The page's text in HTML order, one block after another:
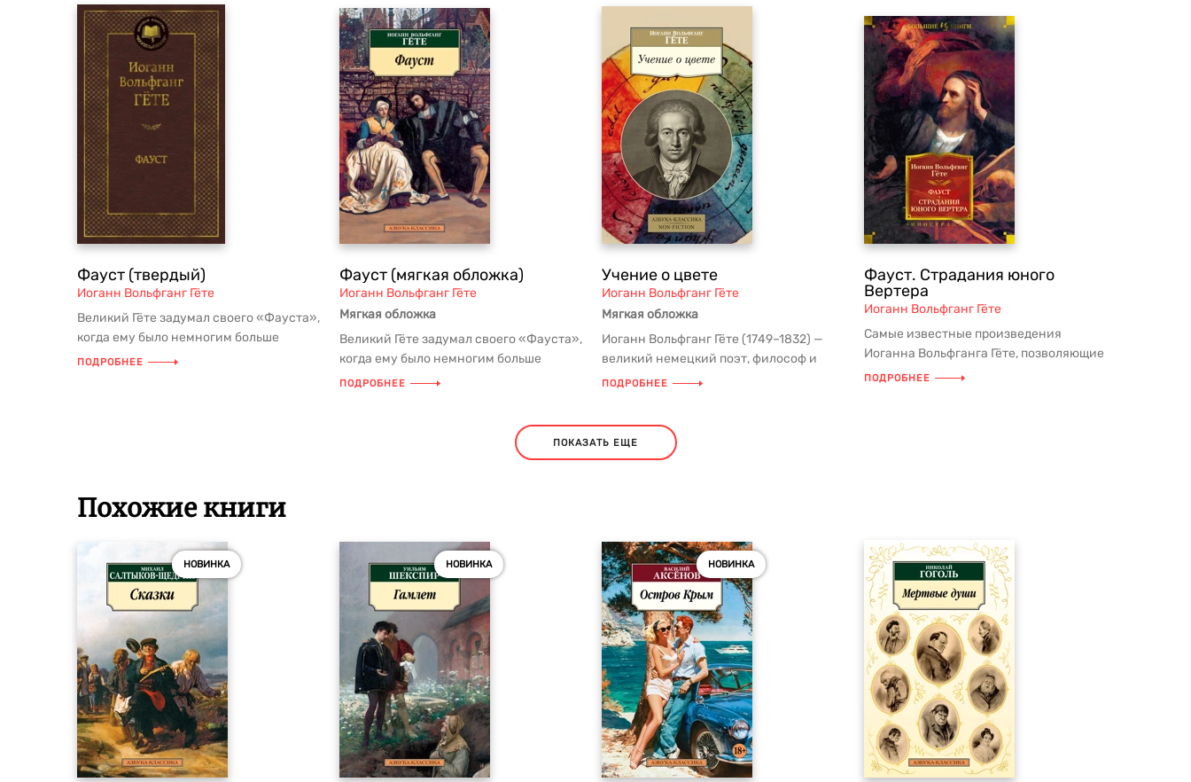
Фауст (твердый)
Иоганн Вольфганг Гёте
Великий Гёте задумал своего «Фауста»,
когда ему было немногим больше
двадцати лет, а завершил трагед...
ПОДРОБНЕЕ
Фауст (мягкая обложка)
Иоганн Вольфганг Гёте
Мягкая обложка
Великий Гёте задумал своего «Фауста»,
когда ему было немногим больше
двадцати лет, а завершил траге...
ПОДРОБНЕЕ
Учение о цвете
Иоганн Вольфганг Гёте
Мягкая обложка
Иоганн Вольфганг Гёте (1749–1832) —
великий немецкий поэт, философ и
естествоиспытатель; широта его ...
ПОДРОБНЕЕ
Фауст. Страдания юного
Вертера
Иоганн Вольфганг Гёте
Самые известные произведения
Иоганна Вольфганга Гёте, позволяющие
увидеть масштаб его мысли и художе...
ПОДРОБНЕЕ
ПОКАЗАТЬ ЕЩЕ
Похожие книги
НОВИНКА НОВИНКА НОВИНКА